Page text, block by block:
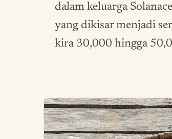
dalam keluarga
yang dikisar menjadi
kira 30,000 hingga